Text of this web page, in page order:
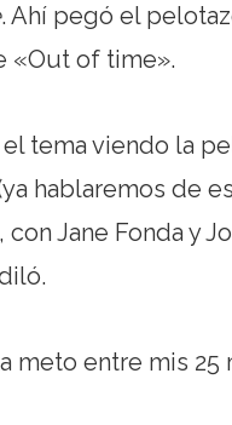
. Ahí pegó el
«Out of time».
tema viendo la
hablaremos de
con Jane Fonda y
meto entre mis 25